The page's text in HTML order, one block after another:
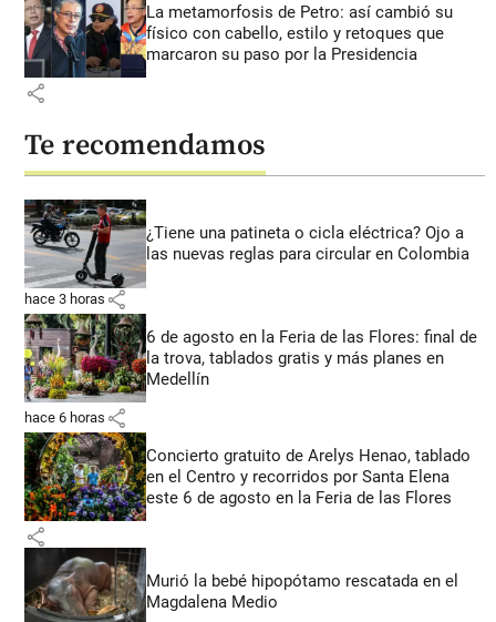
La metamorfosis de Petro: así cambió su
físico con cabello, estilo y retoques que
marcaron su paso por la Presidencia
share
Te recomendamos
¿Tiene una patineta o cicla eléctrica? Ojo a
las nuevas reglas para circular en Colombia
hace 3 horas share
6 de agosto en la Feria de las Flores: final de
la trova, tablados gratis y más planes en
Medellín
hace 6 horas share
Concierto gratuito de Arelys Henao, tablado
en el Centro y recorridos por Santa Elena
este 6 de agosto en la Feria de las Flores
share
Murió la bebé hipopótamo rescatada en el
Magdalena Medio